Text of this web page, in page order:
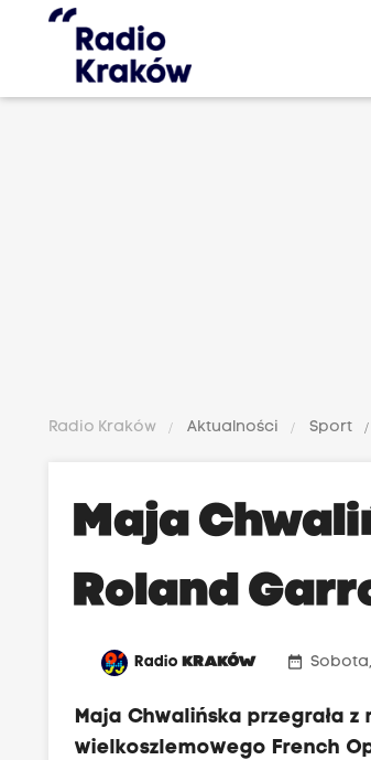
Radio Kraków Aktualności Sport
Maja
Roland
RadioKRAKÓW date_range
Maja Chwalińska przegrała
wielkoszlemowego French